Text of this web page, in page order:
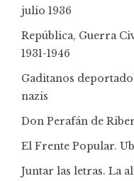
julio 1936
República, Guerra
1931-1946
Gaditanos
nazis
Don Perafán de
El Frente Popular.
Juntar las letras. La